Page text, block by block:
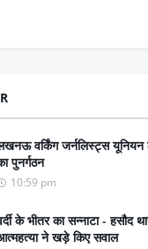
वर्किंग जर्नलिस्ट्स
पुनर्गठन
10:59 pm
के भीतर का सन्नाटा - हसौद
ने खड़े किए सवाल